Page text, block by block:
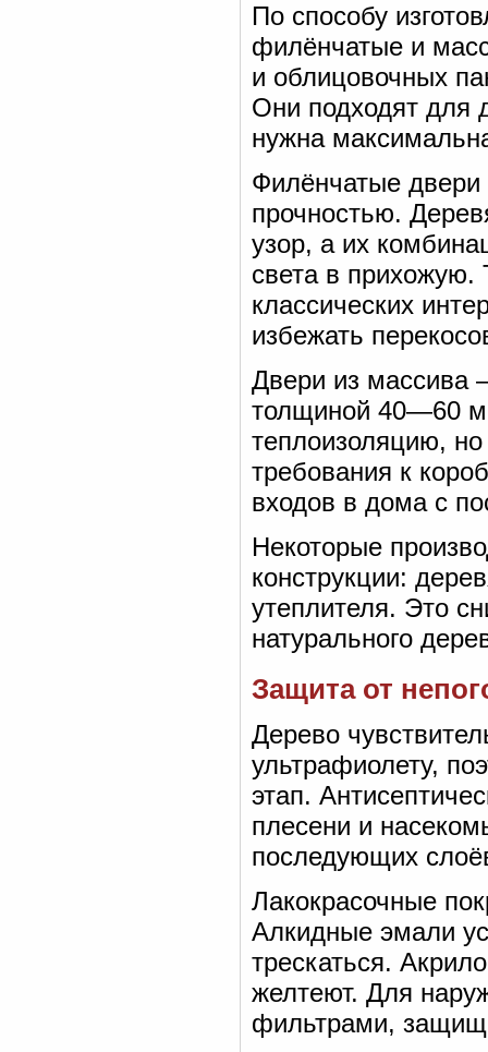
По способу
филёнчатые и
и облицовочных
Они подходят для
нужна
Филёнчатые
прочностью.
узор, а их
света в прихожую.
классических
избежать
Двери из массива
толщиной 40—60
теплоизоляцию,
требования к
входов в дома с
Некоторые
конструкции:
утеплителя. Это
натурального
Защита от
Дерево
ультрафиолету,
этап.
плесени и
последующих
Лакокрасочные
Алкидные эмали
трескаться.
желтеют. Для
фильтрами,